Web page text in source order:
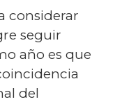
considerar
seguir
año es que
del